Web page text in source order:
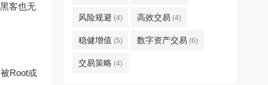
客也无
Root或
风险规避 (4) 高效交易 (4)
稳健增值 (5) 数字资产交易 (6)
交易策略 (4)